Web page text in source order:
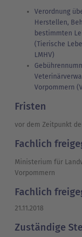
Verordnung
Herstellen,
bestimmten
(Tierische
LMHV)
Vorpommern
Fristen
vor dem Zeitpunkt
Fachlich
Ministerium für
Vorpommern
Fachlich
21.11.2018
Zuständige